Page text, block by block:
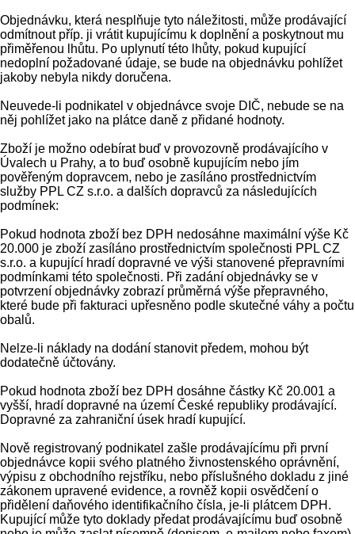
Objednávku, která nesplňuje tyto náležitosti, může prodávající
odmítnout příp. ji vrátit kupujícímu k doplnění a poskytnout mu
přiměřenou lhůtu. Po uplynutí této lhůty, pokud kupující
nedoplní požadované údaje, se bude na objednávku pohlížet
jakoby nebyla nikdy doručena.
Neuvede-li podnikatel v objednávce svoje DIČ, nebude se na
něj pohlížet jako na plátce daně z přidané hodnoty.
Zboží je možno odebírat buď v provozovně prodávajícího v
Úvalech u Prahy, a to buď osobně kupujícím nebo jím
pověřeným dopravcem, nebo je zasíláno prostřednictvím
služby PPL CZ s.r.o. a dalších dopravců za následujících
podmínek:
Pokud hodnota zboží bez DPH nedosáhne maximální výše Kč
20.000 je zboží zasíláno prostřednictvím společnosti PPL CZ
s.r.o. a kupující hradí dopravné ve výši stanovené přepravními
podmínkami této společnosti. Při zadání objednávky se v
potvrzení objednávky zobrazí průměrná výše přepravného,
které bude při fakturaci upřesněno podle skutečné váhy a počtu
obalů.
Nelze-li náklady na dodání stanovit předem, mohou být
dodatečně účtovány.
Pokud hodnota zboží bez DPH dosáhne částky Kč 20.001 a
vyšší, hradí dopravné na území České republiky prodávající.
Dopravné za zahraniční úsek hradí kupující.
Nově registrovaný podnikatel zašle prodávajícímu při první
objednávce kopii svého platného živnostenského oprávnění,
výpisu z obchodního rejstříku, nebo příslušného dokladu z jiné
zákonem upravené evidence, a rovněž kopii osvědčení o
přidělení daňového identifikačního čísla, je-li plátcem DPH.
Kupující může tyto doklady předat prodávajícímu buď osobně